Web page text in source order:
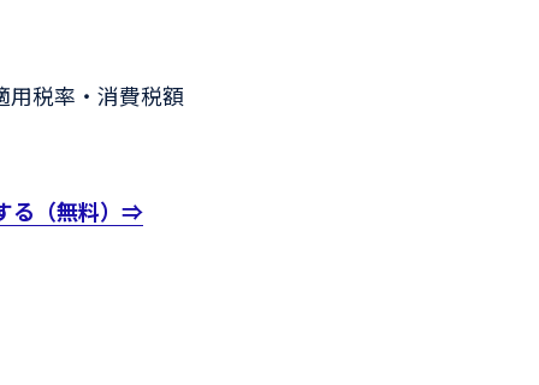
用税率・消費税額
る（無料）⇒